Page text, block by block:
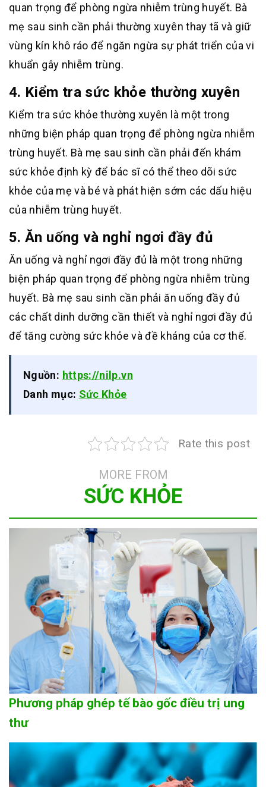
quan trọng để phòng ngừa nhiễm trùng huyết. Bà
mẹ sau sinh cần phải thường xuyên thay tã và giữ
vùng kín khô ráo để ngăn ngừa sự phát triển của vi
khuẩn gây nhiễm trùng.
4. Kiểm tra sức khỏe thường xuyên
Kiểm tra sức khỏe thường xuyên là một trong
những biện pháp quan trọng để phòng ngừa nhiễm
trùng huyết. Bà mẹ sau sinh cần phải đến khám
sức khỏe định kỳ để bác sĩ có thể theo dõi sức
khỏe của mẹ và bé và phát hiện sớm các dấu hiệu
của nhiễm trùng huyết.
5. Ăn uống và nghỉ ngơi đầy đủ
Ăn uống và nghỉ ngơi đầy đủ là một trong những
biện pháp quan trọng để phòng ngừa nhiễm trùng
huyết. Bà mẹ sau sinh cần phải ăn uống đầy đủ
các chất dinh dưỡng cần thiết và nghỉ ngơi đầy đủ
để tăng cường sức khỏe và đề kháng của cơ thể.
Nguồn: https://nilp.vn
Danh mục: Sức Khỏe
Rate this post
MORE FROM
SỨC KHỎE
Phương pháp ghép tế bào gốc điều trị ung
thư